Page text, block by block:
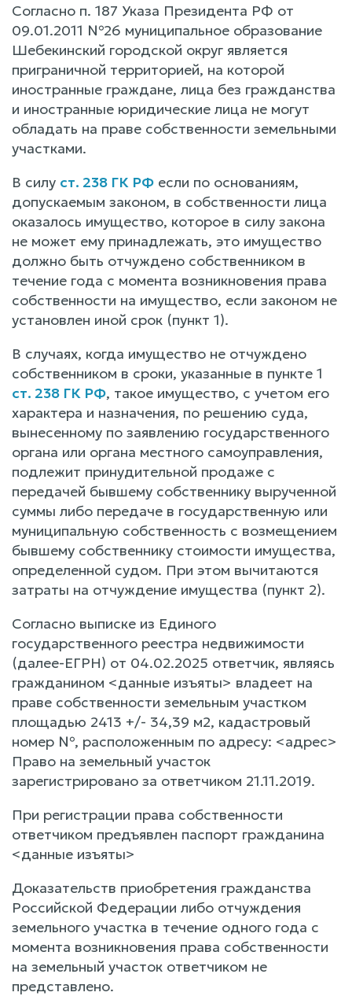
Согласно п. 187 Указа Президента РФ от
09.01.2011 №26 муниципальное образование
Шебекинский городской округ является
приграничной территорией, на которой
иностранные граждане, лица без гражданства
и иностранные юридические лица не могут
обладать на праве собственности земельными
участками.
В силу ст. 238 ГК РФ если по основаниям,
допускаемым законом, в собственности лица
оказалось имущество, которое в силу закона
не может ему принадлежать, это имущество
должно быть отчуждено собственником в
течение года с момента возникновения права
собственности на имущество, если законом не
установлен иной срок (пункт 1).
В случаях, когда имущество не отчуждено
собственником в сроки, указанные в пункте 1
ст. 238 ГК РФ, такое имущество, с учетом его
характера и назначения, по решению суда,
вынесенному по заявлению государственного
органа или органа местного самоуправления,
подлежит принудительной продаже с
передачей бывшему собственнику вырученной
суммы либо передаче в государственную или
муниципальную собственность с возмещением
бывшему собственнику стоимости имущества,
определенной судом. При этом вычитаются
затраты на отчуждение имущества (пункт 2).
Согласно выписке из Единого
государственного реестра недвижимости
(далее-ЕГРН) от 04.02.2025 ответчик, являясь
гражданином <данные изъяты> владеет на
праве собственности земельным участком
площадью 2413 +/- 34,39 м2, кадастровый
номер №, расположенным по адресу: <адрес>
Право на земельный участок
зарегистрировано за ответчиком 21.11.2019.
При регистрации права собственности
ответчиком предъявлен паспорт гражданина
<данные изъяты>
Доказательств приобретения гражданства
Российской Федерации либо отчуждения
земельного участка в течение одного года с
момента возникновения права собственности
на земельный участок ответчиком не
представлено.